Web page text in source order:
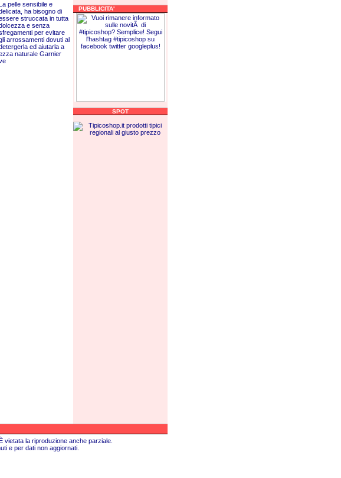
pelle sensibile e
ha bisogno di
struccata in tutta
e senza
per evitare
arrossamenti dovuti al
ed aiutarla a
naturale Garnier
PUBBLICITA'
SPOT
È vietata la riproduzione anche parziale.
e per dati non aggiornati.